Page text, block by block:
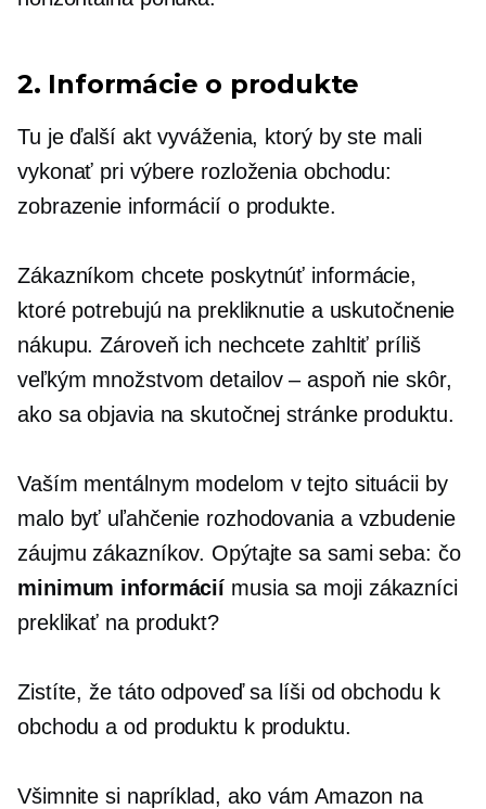
2. Informácie o produkte
Tu je ďalší akt vyváženia, ktorý by ste mali
vykonať pri výbere rozloženia obchodu:
zobrazenie informácií o produkte.
Zákazníkom chcete poskytnúť informácie,
ktoré potrebujú na prekliknutie a uskutočnenie
nákupu. Zároveň ich nechcete zahltiť príliš
veľkým množstvom detailov – aspoň nie skôr,
ako sa objavia na skutočnej stránke produktu.
Vaším mentálnym modelom v tejto situácii by
malo byť uľahčenie rozhodovania a vzbudenie
záujmu zákazníkov. Opýtajte sa sami seba: čo
minimum informácií musia sa moji zákazníci
preklikať na produkt?
Zistíte, že táto odpoveď sa líši od obchodu k
obchodu a od produktu k produktu.
Všimnite si napríklad, ako vám Amazon na